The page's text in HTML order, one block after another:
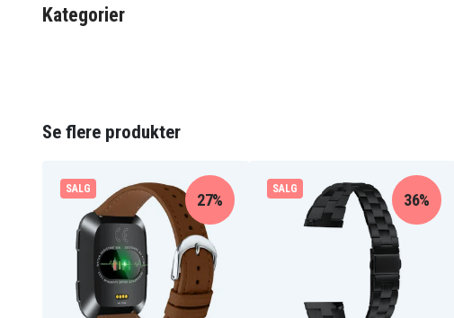
Kompatibel med:
Bredde:
Behagelig PU-lær for hele dagen
Sikker lås med robust metallspenne
Artikkelnr 6806016139B
Produkttype
Varemerke
Kategorier
Se flere produkter
SALG
27%
SALG
36%